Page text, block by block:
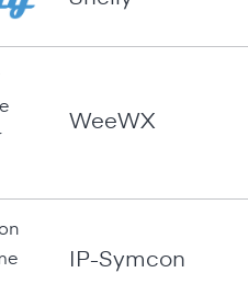
WeeWX
IP-Symcon